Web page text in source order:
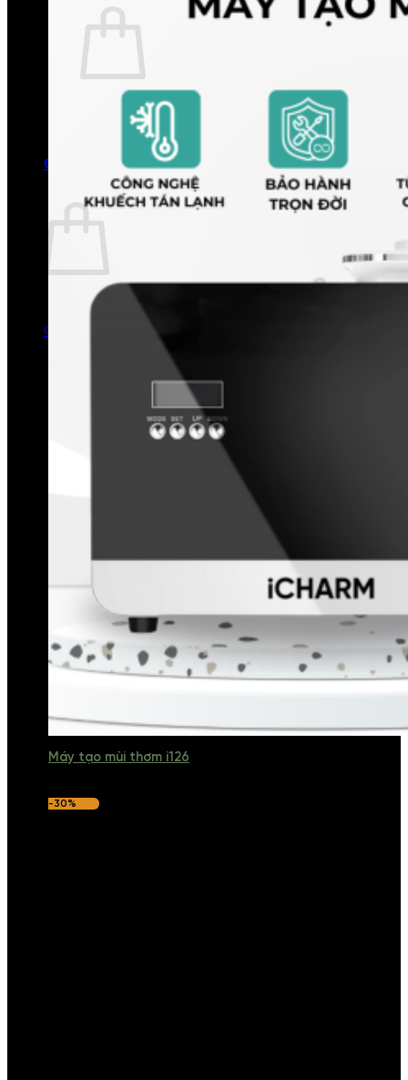
Chưa có sản phẩm trong giỏ hàng.
Quay trở lại cửa hàng
0
Giỏ hàng
Chưa có sản phẩm trong giỏ hàng.
Quay trở lại cửa hàng
Máy tạo mùi thơm i126
-30%